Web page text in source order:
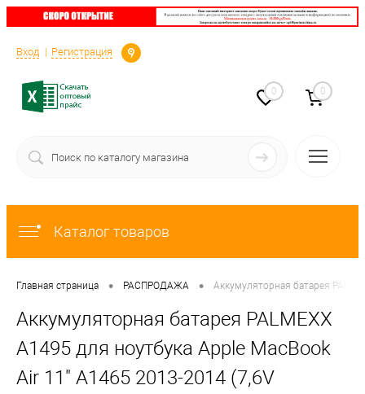
Вход Регистрация
Определение
0 0
Каталог товаров
Главная страница • РАСПРОДАЖА • Аккумуляторная батарея
Аккумуляторная батарея PALMEXX
A1495 для ноутбука Apple MacBook
Air 11" A1465 2013-2014 (7,6V